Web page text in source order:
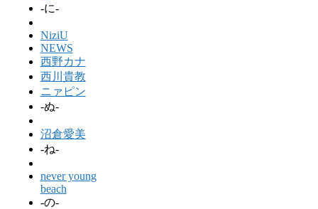
-に-
NiziU
NEWS
西野カナ
西川貴教
ニァピン
-ぬ-
沼倉愛美
-ね-
never young
beach
-の-